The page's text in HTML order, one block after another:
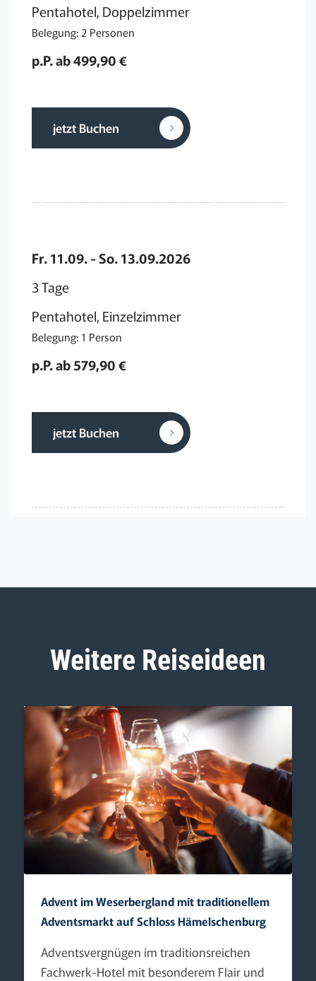
Pentahotel, Doppelzimmer
Belegung: 2 Personen
p.P. ab 499,90 €
jetzt Buchen
Fr. 11.09. - So. 13.09.2026
3 Tage
Pentahotel, Einzelzimmer
Belegung: 1 Person
p.P. ab 579,90 €
jetzt Buchen
Weitere Reiseideen
Advent im Weserbergland mit traditionellem
Adventsmarkt auf Schloss Hämelschenburg
Adventsvergnügen im traditionsreichen
Fachwerk-Hotel mit besonderem Flair und